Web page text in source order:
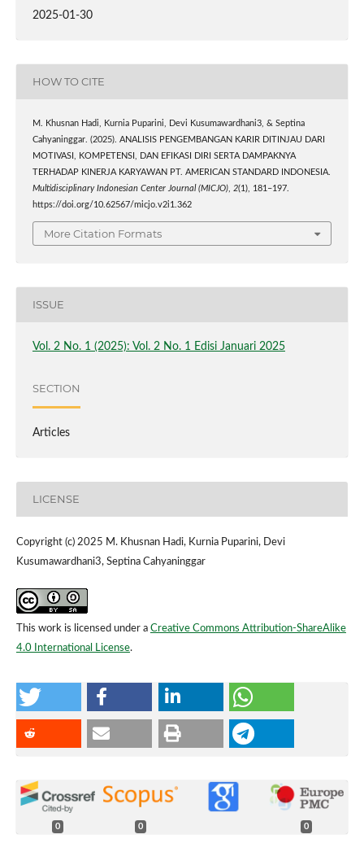
2025-01-30
HOW TO CITE
M. Khusnan Hadi, Kurnia Puparini, Devi Kusumawardhani3, & Septina
Cahyaninggar. (2025). ANALISIS PENGEMBANGAN KARIR DITINJAU DARI
MOTIVASI, KOMPETENSI, DAN EFIKASI DIRI SERTA DAMPAKNYA
TERHADAP KINERJA KARYAWAN PT. AMERICAN STANDARD INDONESIA.
Multidisciplinary Indonesian Center Journal (MICJO), 2(1), 181–197.
https://doi.org/10.62567/micjo.v2i1.362
More Citation Formats
ISSUE
Vol. 2 No. 1 (2025): Vol. 2 No. 1 Edisi Januari 2025
SECTION
Articles
LICENSE
Copyright (c) 2025 M. Khusnan Hadi, Kurnia Puparini, Devi
Kusumawardhani3, Septina Cahyaninggar
This work is licensed under a Creative Commons Attribution-ShareAlike
4.0 International License.
0 0 0